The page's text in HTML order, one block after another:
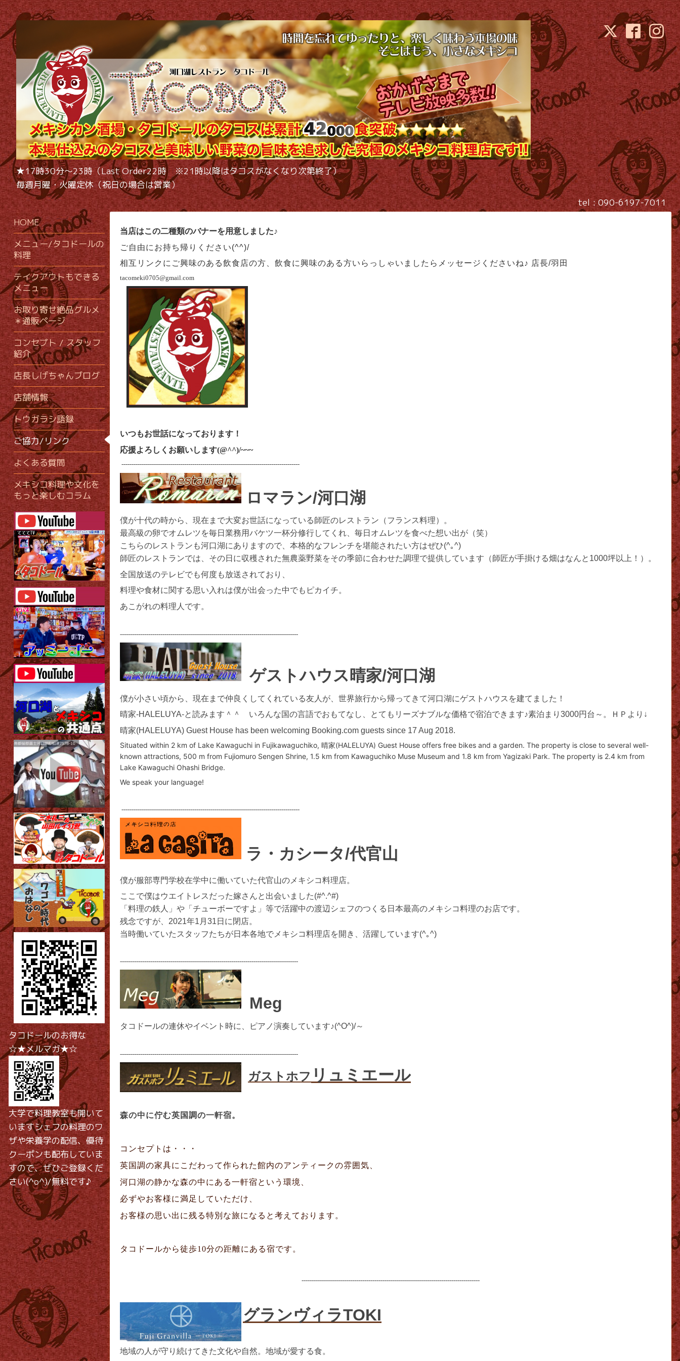
★17時30分〜23時（Last Order22時 ※21時以降はタコスがなくなり次第終了）
毎週月曜・火曜定休（祝日の場合は営業）
tel : 090-6197-7011
当店はこの二種類のバナーを用意しました♪
ご自由にお持ち帰りください(^^)/
相互リンクにご興味のある飲食店の方、飲食に興味のある方いらっしゃいましたら メッセージくださいね♪ 店長/羽田
tacomeki0705@gmail.com
いつもお世話になっております！
応援よろしくお願いします(@^^)/~~~
----------------------------------------------------------------------------------------
ロマラン/河口湖
僕が十代の時から、現在まで大変お世話になっている師匠のレストラン（フランス料理）。
最高級の卵でオムレツを毎日業務用バケツ一杯分修行してくれ、毎日オムレツを食べた想い出が（笑）
こちらのレストランも河口湖にありますので、本格的なフレンチを堪能されたい方はぜひ(^｡^)
師匠のレストランでは、その日に収穫された無農薬野菜をその季節に合わせた調理で提供しています（師匠が手掛ける畑はなんと1000坪以上！）。
全国放送のテレビでも何度も放送されており、
料理や食材に関する思い入れは僕が出会った中でもピカイチ。
あこがれの料理人です。
----------------------------------------------------------------------------------------
ゲストハウス晴家/河口湖
僕が小さい頃から、現在まで仲良くしてくれている友人が、世界旅行から帰ってきて河口湖にゲストハウスを建てました！
晴家-HALELUYA-と読みます＾＾ いろんな国の言語でおもてなし、とてもリーズナブルな価格で宿泊できます♪素泊まり3000円台～。ＨＰより↓
晴家(HALELUYA) Guest House has been welcoming Booking.com guests since 17 Aug 2018.
Situated within 2 km of Lake Kawaguchi in Fujikawaguchiko, 晴家(HALELUYA) Guest House offers free bikes and a garden. The property is close to several well-
known attractions, 500 m from Fujiomuro Sengen Shrine, 1.5 km from Kawaguchiko Muse Museum and 1.8 km from Yagizaki Park. The property is 2.4 km from
Lake Kawaguchi Ohashi Bridge.
We speak your language!
----------------------------------------------------------------------------------------
ラ・カシータ/代官山
僕が服部専門学校在学中に働いていた代官山のメキシコ料理店。
ここで僕はウエイトレスだった嫁さんと出会いました(#^.^#)
「料理の鉄人」や「チューボーですよ」等で活躍中の渡辺シェフのつくる日本最高のメキシコ料理のお店です。
残念ですが、2021年1月31日に閉店。
当時働いていたスタッフたちが日本各地でメキシコ料理店を開き、活躍しています(^｡^)
----------------------------------------------------------------------------------------
Meg
タコドールの連休やイベント時に、ピアノ演奏しています♪(^O^)/～
----------------------------------------------------------------------------------------
ガストホフ リュミエール
森の中に佇む英国調の一軒宿。
コンセプトは・・・
英国調の家具にこだわって作られた館内のアンティークの雰囲気、
河口湖の静かな森の中にある一軒宿という環境、
必ずやお客様に満足していただけ、
お客様の思い出に残る特別な旅になると考えております。
タコドールから徒歩10分の距離にある宿です。
----------------------------------------------------------------------------------------
グランヴィラTOKI
地域の人が守り続けてきた文化や自然。地域が愛する食。
HOME
メニュー/タコドールの
料理
テイクアウトもできる
メニュー
お取り寄せ絶品グルメ
＊通販ページ
コンセプト / スタッフ
紹介
店長しげちゃんブログ
店舗情報
トウガラシ語録
ご協力/リンク
よくある質問
メキシコ料理や文化を
もっと楽しむコラム
タコドールのお得な
☆★メルマガ★☆
大学で料理教室も開いて
いますシェフの料理のワ
ザや栄養学の配信、優待
クーポンも配布していま
すので、ぜひご登録くだ
さい(^o^)/無料です♪